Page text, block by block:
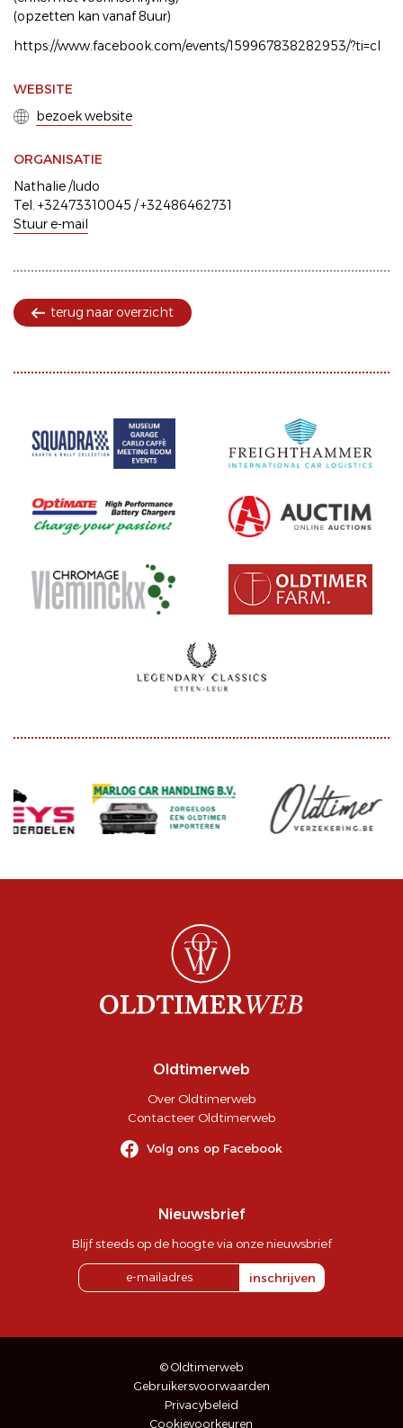
(opzetten kan vanaf 8uur)
https://www.facebook.com/events/159967838282953/?ti=cl
WEBSITE
bezoek website
ORGANISATIE
Nathalie /ludo
Tel. +32473310045 / +32486462731
Stuur e-mail
terug naar overzicht
Oldtimerweb
Over Oldtimerweb
Contacteer Oldtimerweb
Volg ons op Facebook
Nieuwsbrief
Blijf steeds op de hoogte via onze nieuwsbrief
inschrijven
© Oldtimerweb
Gebruikersvoorwaarden
Privacybeleid
Cookievoorkeuren